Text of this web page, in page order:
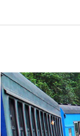
Viagem
de
trem:
de